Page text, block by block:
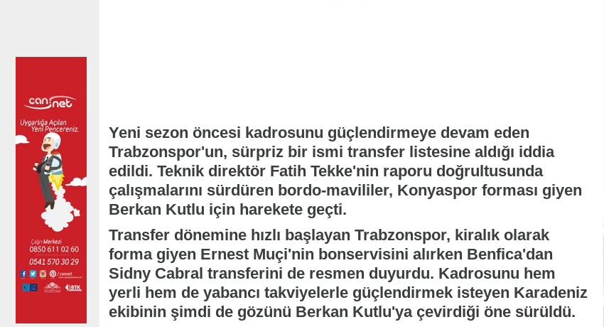
Yeni sezon öncesi kadrosunu güçlendirmeye devam eden
Trabzonspor'un, sürpriz bir ismi transfer listesine aldığı iddia
edildi. Teknik direktör Fatih Tekke'nin raporu doğrultusunda
çalışmalarını sürdüren bordo-mavililer, Konyaspor forması giyen
Berkan Kutlu için harekete geçti.
Transfer dönemine hızlı başlayan Trabzonspor, kiralık olarak
forma giyen Ernest Muçi'nin bonservisini alırken Benfica'dan
Sidny Cabral transferini de resmen duyurdu. Kadrosunu hem
yerli hem de yabancı takviyelerle güçlendirmek isteyen Karadeniz
ekibinin şimdi de gözünü Berkan Kutlu'ya çevirdiği öne sürüldü.